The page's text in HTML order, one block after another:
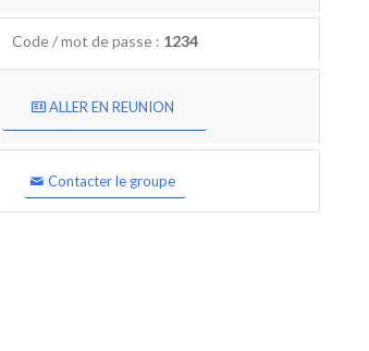
Code / mot de passe : 1234
ALLER EN REUNION
Contacter le groupe